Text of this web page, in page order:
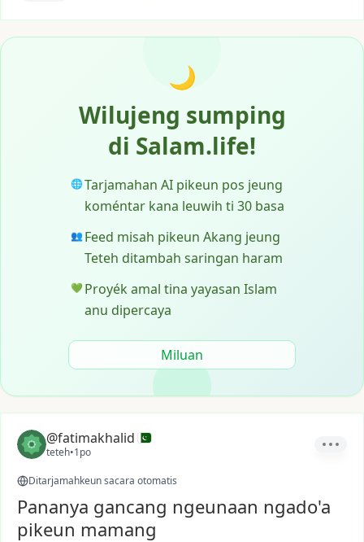
🌙
Wilujeng sumping
di Salam.life!
🌐Tarjamahan AI pikeun pos jeung
koméntar kana leuwih ti 30 basa
👥 Feed misah pikeun Akang jeung
Teteh ditambah saringan haram
💚 Proyék amal tina yayasan Islam
anu dipercaya
Miluan
@fatimakhalid
teteh•1po
Ditarjamahkeun sacara otomatis
Pananya gancang ngeunaan ngado'a
pikeun mamang